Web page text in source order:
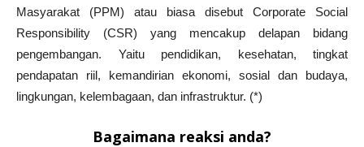
Masyarakat (PPM) atau biasa disebut Corporate Social
Responsibility (CSR) yang mencakup delapan bidang
pengembangan. Yaitu pendidikan, kesehatan, tingkat
pendapatan riil, kemandirian ekonomi, sosial dan budaya,
lingkungan, kelembagaan, dan infrastruktur. (*)
Bagaimana reaksi anda?